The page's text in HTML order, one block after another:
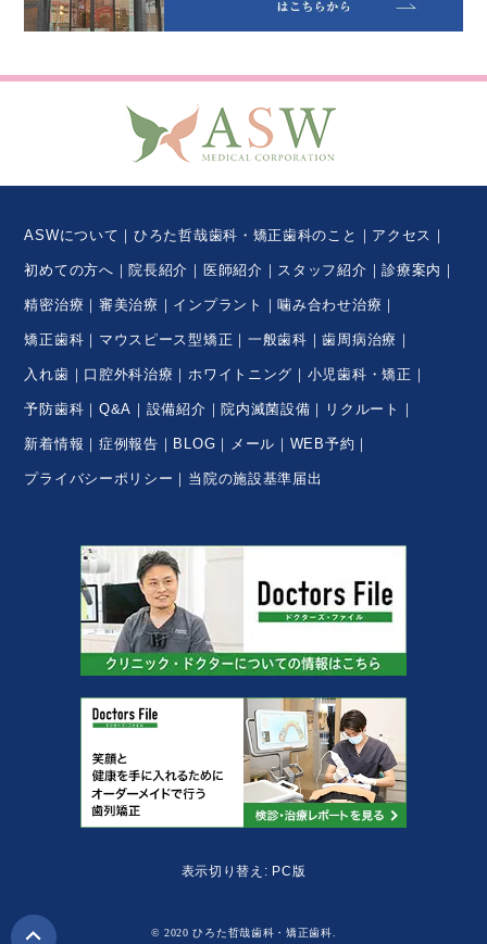
ASWについて ひろた哲哉歯科・矯正歯科のこと アクセス
初めての方へ 院長紹介 医師紹介 スタッフ紹介 診療案内
精密治療 審美治療 インプラント 噛み合わせ治療
矯正歯科 マウスピース型矯正 一般歯科 歯周病治療
入れ歯 口腔外科治療 ホワイトニング 小児歯科・矯正
予防歯科 Q&A 設備紹介 院内滅菌設備 リクルート
新着情報 症例報告 BLOG メール WEB予約
プライバシーポリシー 当院の施設基準届出
表示切り替え: PC版
© 2020 ひろた哲哉歯科・矯正歯科.